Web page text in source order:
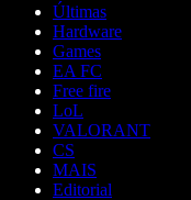
Últimas
Hardware
Games
EA FC
Free fire
LoL
VALORANT
CS
MAIS
Editorial